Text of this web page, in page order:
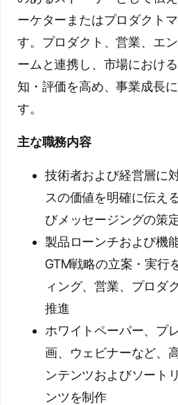
ーケターまたはプロダクト
す。プロダクト、営業、エ
ームと連携し、市場におけ
知・評価を高め、事業成長
す。
主な職務内容
技術者および経営層に
スの価値を明確に伝え
びメッセージングの策
製品ローンチおよび機
GTM戦略の立案・実行
ィング、営業、プロダ
推進
ホワイトペーパー、プ
画、ウェビナーなど、
ンテンツおよびソート
ンツを制作